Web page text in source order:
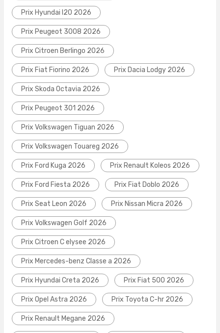
Prix Hyundai I20 2026
Prix Peugeot 3008 2026
Prix Citroen Berlingo 2026
Prix Fiat Fiorino 2026 Prix Dacia Lodgy 2026
Prix Skoda Octavia 2026
Prix Peugeot 301 2026
Prix Volkswagen Tiguan 2026
Prix Volkswagen Touareg 2026
Prix Ford Kuga 2026 Prix Renault Koleos 2026
Prix Ford Fiesta 2026 Prix Fiat Doblo 2026
Prix Seat Leon 2026 Prix Nissan Micra 2026
Prix Volkswagen Golf 2026
Prix Citroen C elysee 2026
Prix Mercedes-benz Classe a 2026
Prix Hyundai Creta 2026 Prix Fiat 500 2026
Prix Opel Astra 2026 Prix Toyota C-hr 2026
Prix Renault Megane 2026